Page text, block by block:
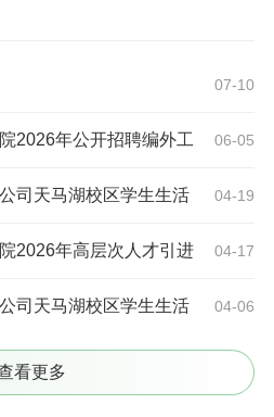
07-10
06-05
2026年公开招聘编外工
04-19
司天马湖校区学生生活
目成交公告 04-17
2026年高层次人才引进
04-06
司天马湖校区学生生活
目竞争性磋商公告
看更多